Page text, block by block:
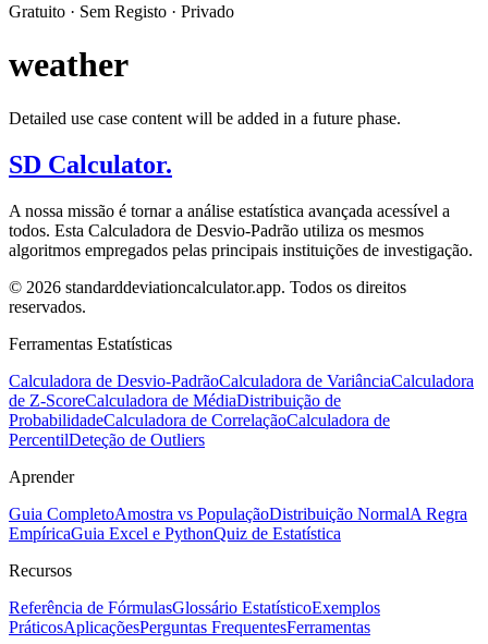
Gratuito · Sem Registo · Privado
weather
Detailed use case content will be added in a future phase.
SD Calculator.
A nossa missão é tornar a análise estatística avançada acessível a
todos. Esta Calculadora de Desvio-Padrão utiliza os mesmos
algoritmos empregados pelas principais instituições de investigação.
© 2026 standarddeviationcalculator.app. Todos os direitos
reservados.
Ferramentas Estatísticas
Calculadora de Desvio-PadrãoCalculadora de VariânciaCalculadora
de Z-ScoreCalculadora de MédiaDistribuição de
ProbabilidadeCalculadora de CorrelaçãoCalculadora de
PercentilDeteção de Outliers
Aprender
Guia CompletoAmostra vs PopulaçãoDistribuição NormalA Regra
EmpíricaGuia Excel e PythonQuiz de Estatística
Recursos
Referência de FórmulasGlossário EstatísticoExemplos
PráticosAplicaçõesPerguntas FrequentesFerramentas